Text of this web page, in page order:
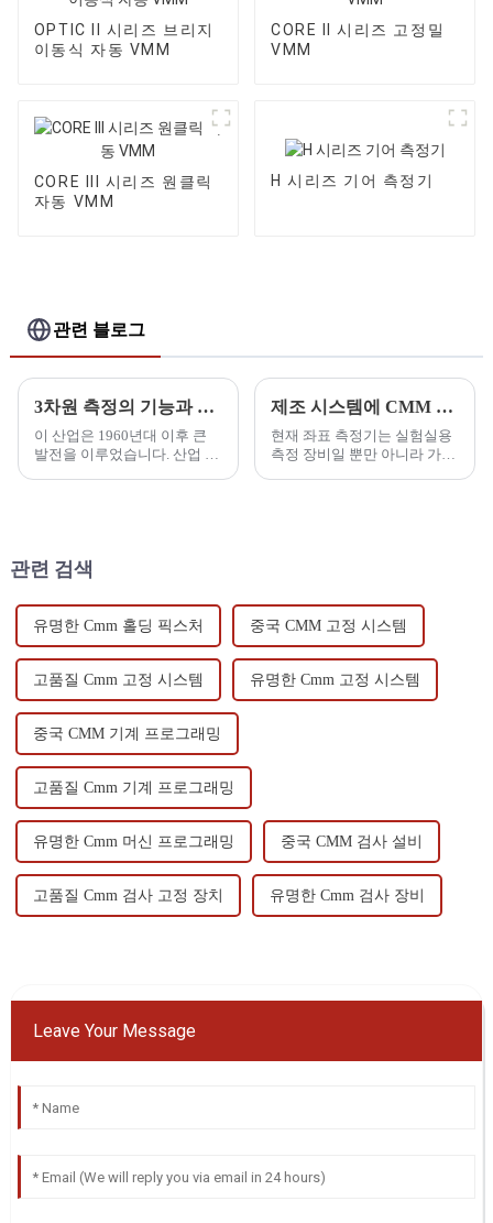
OPTIC II 시리즈 브리지
이동식 자동 VMM
CORE II 시리즈 고정밀
VMM
CORE III 시리즈 원클릭
자동 VMM
H 시리즈 기어 측정기
관련 블로그
3차원 측정의 기능과 중요성
이 산업은 1960년대 이후 큰
발전을 이루었습니다. 산업 생
제조 시스템에 CMM 적용
현재 좌표 측정기는 실험실용
측정 장비일 뿐만 아니라 가공
관련 검색
유명한 Cmm 홀딩 픽스처 중국 CMM 고정 시스템
고품질 Cmm 고정 시스템 유명한 Cmm 고정 시스템
중국 CMM 기계 프로그래밍
고품질 Cmm 기계 프로그래밍
유명한 Cmm 머신 프로그래밍 중국 CMM 검사 설비
고품질 Cmm 검사 고정 장치 유명한 Cmm 검사 장비
Leave Your Message